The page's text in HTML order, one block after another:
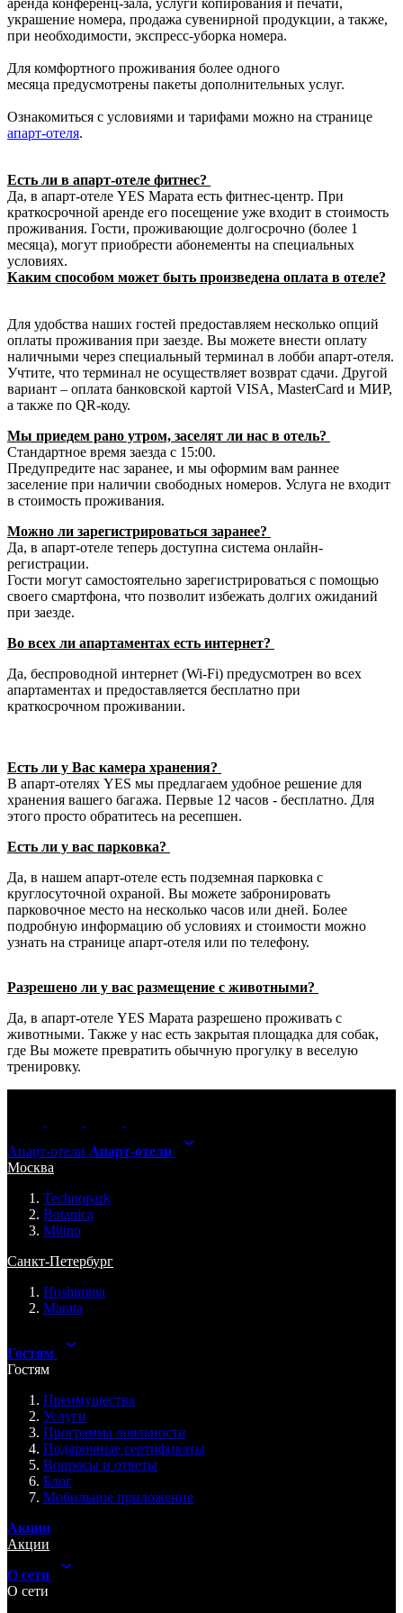
аренда конференц-зала, услуги копирования и печати,
украшение номера, продажа сувенирной продукции, а также,
при необходимости, экспресс-уборка номера.
Для комфортного проживания более одного
месяца предусмотрены пакеты дополнительных услуг.
Ознакомиться с условиями и тарифами можно на странице
апарт-отеля.
Есть ли в апарт-отеле фитнес?
Да, в апарт-отеле YES Марата есть фитнес-центр. При
краткосрочной аренде его посещение уже входит в стоимость
проживания. Гости, проживающие долгосрочно (более 1
месяца), могут приобрести абонементы на специальных
условиях.
Каким способом может быть произведена оплата в отеле?
Для удобства наших гостей предоставляем несколько опций
оплаты проживания при заезде. Вы можете внести оплату
наличными через специальный терминал в лобби апарт-отеля.
Учтите, что терминал не осуществляет возврат сдачи. Другой
вариант – оплата банковской картой VISA, MasterCard и МИР,
а также по QR-коду.
Мы приедем рано утром, заселят ли нас в отель?
Стандартное время заезда с 15:00.
Предупредите нас заранее, и мы оформим вам раннее
заселение при наличии свободных номеров. Услуга не входит
в стоимость проживания.
Можно ли зарегистрироваться заранее?
Да, в апарт-отеле теперь доступна система онлайн-
регистрации.
Гости могут самостоятельно зарегистрироваться с помощью
своего смартфона, что позволит избежать долгих ожиданий
при заезде.
Во всех ли апартаментах есть интернет?
Да, беспроводной интернет (Wi-Fi) предусмотрен во всех
апартаментах и предоставляется бесплатно при
краткосрочном проживании.
Есть ли у Вас камера хранения?
В апарт-отелях YES мы предлагаем удобное решение для
хранения вашего багажа. Первые 12 часов - бесплатно. Для
этого просто обратитесь на ресепшен.
Есть ли у вас парковка?
Да, в нашем апарт-отеле есть подземная парковка с
круглосуточной охраной. Вы можете забронировать
парковочное место на несколько часов или дней. Более
подробную информацию об условиях и стоимости можно
узнать на странице апарт-отеля или по телефону.
Разрешено ли у вас размещение с животными?
Да, в апарт-отеле YES Марата разрешено проживать с
животными. Также у нас есть закрытая площадка для собак,
где Вы можете превратить обычную прогулку в веселую
тренировку.
Апарт-отели Апарт-отели
Москва
Technopark
Botanica
Mitino
Санкт-Петербург
Hoshimina
Marata
Гостям
Гостям
Преимущества
Услуги
Программа лояльности
Подарочные сертификаты
Вопросы и ответы
Блог
Мобильное приложение
Акции
Акции
О сети
О сети